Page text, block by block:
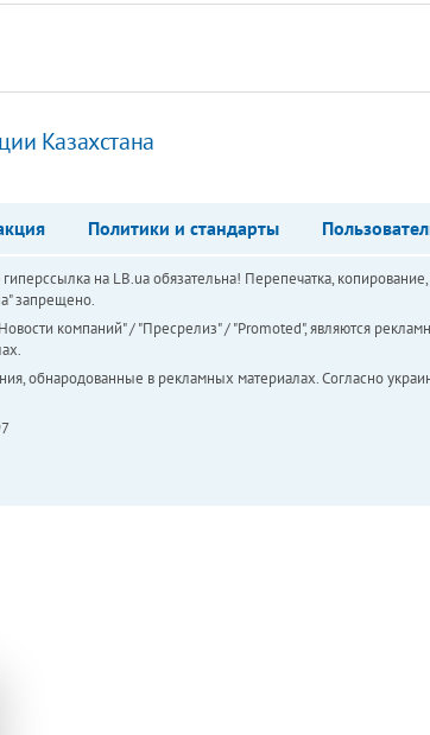
Казахстана
Политики и стандарты
на LB.ua обязательна! Перепечатка,
запрещено.
компаний" / "Пресрелиз" / "Promoted", являются
обнародованные в рекламных материалах. Согласно